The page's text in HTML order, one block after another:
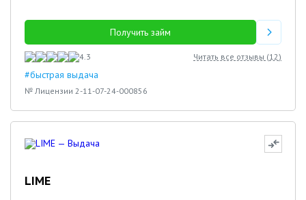
Получить займ
4.3 Читать все отзывы (12)
#быстрая выдача
№ Лицензии 2-11-07-24-000856
LIME